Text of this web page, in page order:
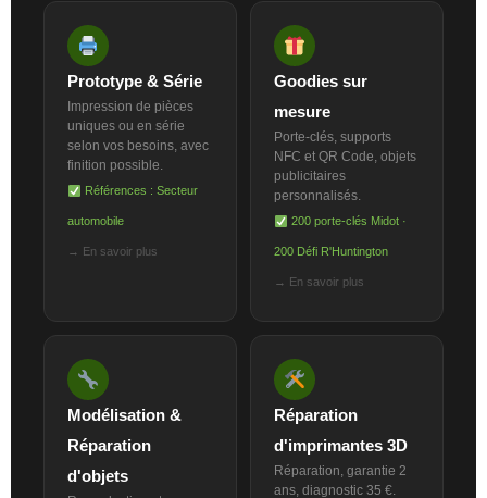
Prototype & Série
Impression de pièces
uniques ou en série
selon vos besoins, avec
finition possible.
Références : Secteur
automobile
→ En savoir plus
Goodies sur
mesure
Porte-clés, supports
NFC et QR Code, objets
publicitaires
personnalisés.
200 porte-clés Midot ·
200 Défi R'Huntington
→ En savoir plus
Modélisation &
Réparation
d'objets
Réparation
d'imprimantes 3D
Réparation, garantie 2
ans, diagnostic 35 €.